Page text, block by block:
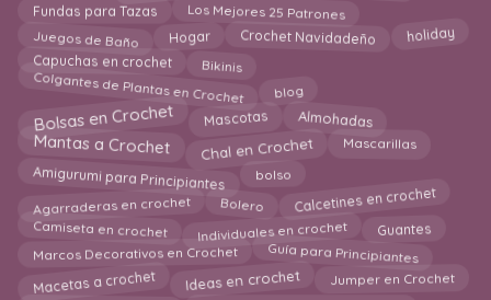
Fundas para Tazas Los Mejores 25 Patrones
Juegos de Baño Hogar Crochet Navidadeño holiday
Capuchas en crochet Bikinis
Colgantes de Plantas en Crochet blog
Bolsas en Crochet Mascotas Almohadas
Mantas a Crochet Chal en Crochet Mascarillas
Amigurumi para Principiantes bolso
Agarraderas en crochet Bolero Calcetines en crochet
Camiseta en crochet Individuales en crochet Guantes
Marcos Decorativos en Crochet Guía para Principiantes
Macetas a crochet Ideas en crochet Jumper en Crochet